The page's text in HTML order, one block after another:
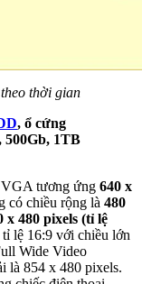
thời gian
, ổ cứng
500Gb, 1TB
VGA tương ứng 640 x
có chiều rộng là 480
x 480 pixels (tỉ lệ
lệ 16:9 với chiều lớn
Wide Video
là 854 x 480 pixels.